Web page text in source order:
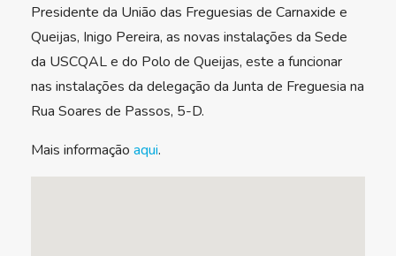
Presidente da União das Freguesias de Carnaxide e
Queijas, Inigo Pereira, as novas instalações da Sede
da USCQAL e do Polo de Queijas, este a funcionar
nas instalações da delegação da Junta de Freguesia na
Rua Soares de Passos, 5-D.
Mais informação aqui.